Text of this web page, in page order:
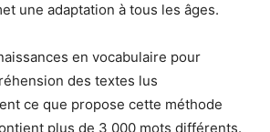
une adaptation à tous les âges.
en vocabulaire pour
des textes lus
ce que propose cette méthode
tient plus de 3 000 mots différents.